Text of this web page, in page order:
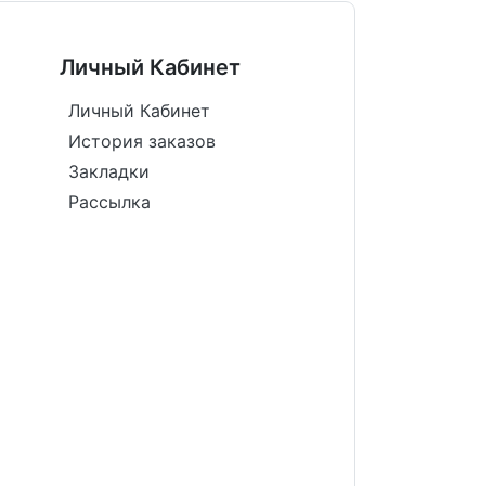
Личный Кабинет
Личный Кабинет
История заказов
Закладки
Рассылка